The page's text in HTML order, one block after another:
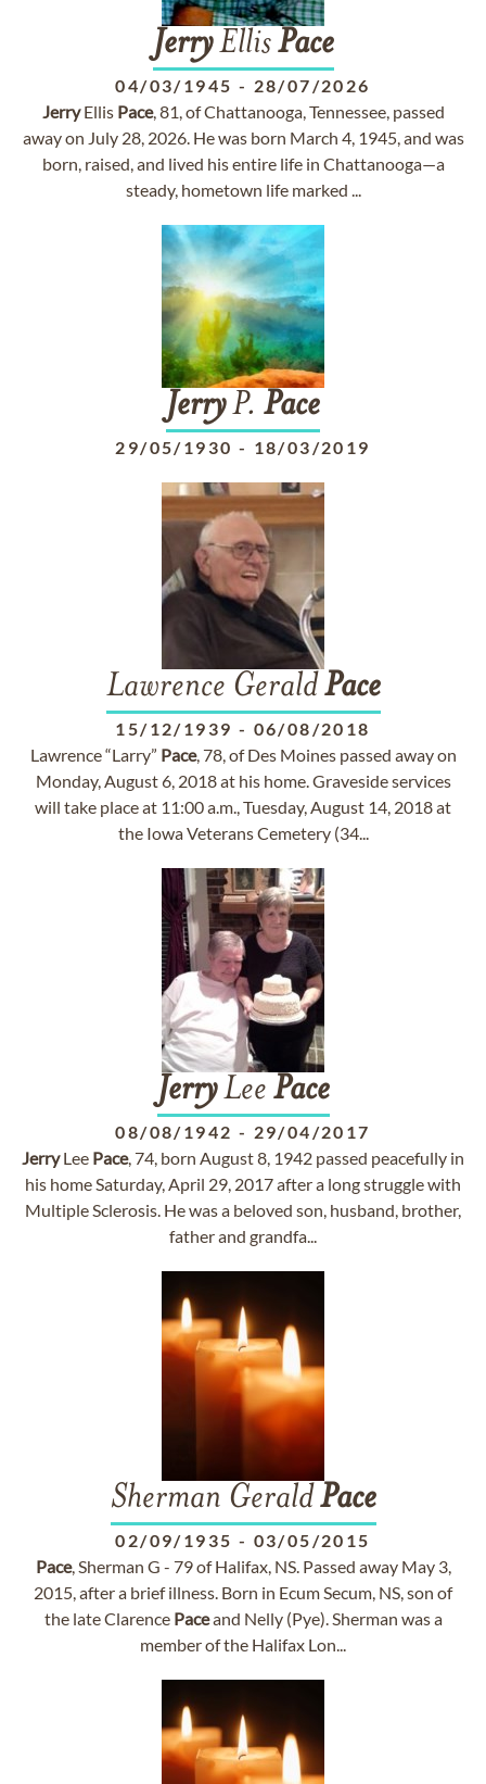
JerryEllisPace
04/03/1945 - 28/07/2026
JerryEllis Pace, 81, of Chattanooga, Tennessee, passed
away on July 28, 2026. He was born March 4, 1945, and was
born, raised, and lived his entire life in Chattanooga—a
steady, hometown life marked ...
JerryP. Pace
29/05/1930 - 18/03/2019
Lawrence GeraldPace
15/12/1939 - 06/08/2018
Lawrence “Larry” Pace, 78, of Des Moines passed away on
Monday, August 6, 2018 at his home. Graveside services
will take place at 11:00 a.m., Tuesday, August 14, 2018 at
the Iowa Veterans Cemetery (34...
JerryLee Pace
08/08/1942 - 29/04/2017
JerryLee Pace, 74, born August 8, 1942 passed peacefully in
his home Saturday, April 29, 2017 after a long struggle with
Multiple Sclerosis. He was a beloved son, husband, brother,
father and grandfa...
Sherman GeraldPace
02/09/1935 - 03/05/2015
Pace, Sherman G - 79 of Halifax, NS. Passed away May 3,
2015, after a brief illness. Born in Ecum Secum, NS, son of
the late Clarence Paceand Nelly (Pye). Sherman was a
member of the Halifax Lon...